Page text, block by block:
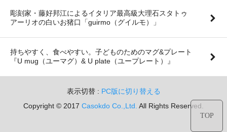
彫刻家・藤好邦江によるイタリア最高級大理石スタトゥ
アーリオの白いお猪口「guirmo（グイルモ）」
持ちやすく、食べやすい。子どものためのマグ&プレート
『U mug（ユーマグ）& U plate（ユープレート）』
表示切替 : PC版に切り替える
Copyright © 2017 Casokdo Co.,Ltd. All Rights Reserved.
TOP